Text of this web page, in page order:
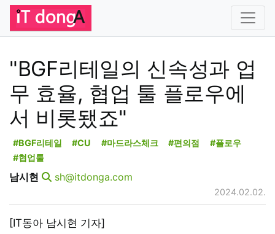
"BGF리테일의 신속성과 업
무 효율, 협업 툴 플로우에
서 비롯됐죠"
#BGF리테일 #CU #마드라스체크 #편의점
#플로우
#협업툴
남시현 sh@itdonga.com
2024.02.02.
[IT동아 남시현 기자]